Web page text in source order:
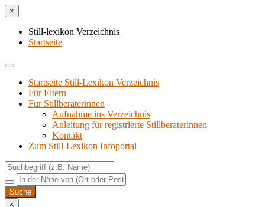
×
Still-lexikon Verzeichnis
Startseite
Startseite Still-Lexikon Verzeichnis
Für Eltern
Für Stillberaterinnen
Aufnahme ins Verzeichnis
Anlei­tung für regis­trier­te Stillberaterinnen
Kon­takt
Zum Still-Lexikon Infoportal
×